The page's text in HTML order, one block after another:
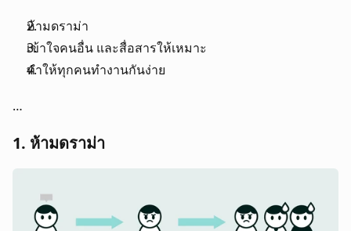
ห้ามดราม่า
เข้าใจคนอื่น และสื่อสารให้เหมาะ
ทำให้ทุกคนทำงานกันง่าย
…
1. ห้ามดราม่า